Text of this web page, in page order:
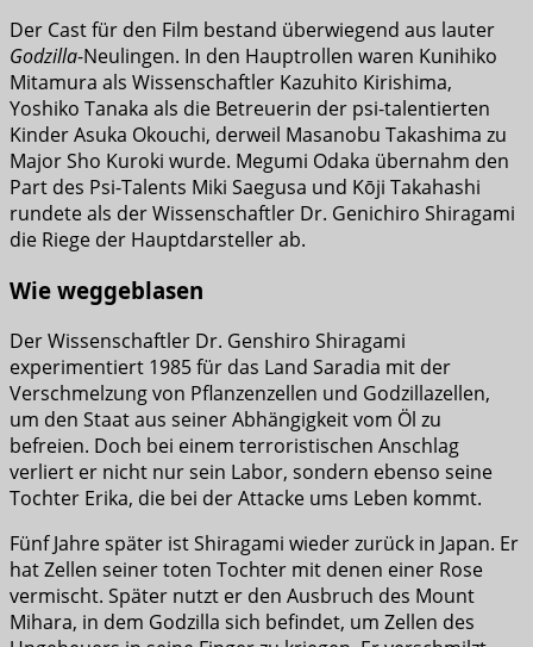
Der Cast für den Film bestand überwiegend aus lauter
Godzilla-Neulingen. In den Hauptrollen waren Kunihiko
Mitamura als Wissenschaftler Kazuhito Kirishima,
Yoshiko Tanaka als die Betreuerin der psi-talentierten
Kinder Asuka Okouchi, derweil Masanobu Takashima zu
Major Sho Kuroki wurde. Megumi Odaka übernahm den
Part des Psi-Talents Miki Saegusa und Kōji Takahashi
rundete als der Wissenschaftler Dr. Genichiro Shiragami
die Riege der Hauptdarsteller ab.
Wie weggeblasen
Der Wissenschaftler Dr. Genshiro Shiragami
experimentiert 1985 für das Land Saradia mit der
Verschmelzung von Pflanzenzellen und Godzillazellen,
um den Staat aus seiner Abhängigkeit vom Öl zu
befreien. Doch bei einem terroristischen Anschlag
verliert er nicht nur sein Labor, sondern ebenso seine
Tochter Erika, die bei der Attacke ums Leben kommt.
Fünf Jahre später ist Shiragami wieder zurück in Japan. Er
hat Zellen seiner toten Tochter mit denen einer Rose
vermischt. Später nutzt er den Ausbruch des Mount
Mihara, in dem Godzilla sich befindet, um Zellen des